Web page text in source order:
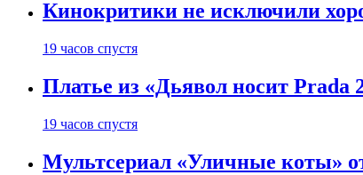
Кинокритики не исключили
19 часов спустя
Платье из «Дьявол носит Prada
19 часов спустя
Мультсериал «Уличные коты»